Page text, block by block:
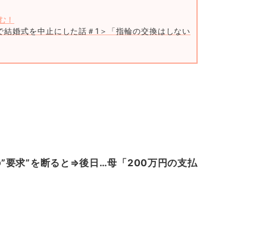
！
結婚式を中止にした話＃1＞「指輪の交換はしないみたいよ？」いとこ
”要求”を断ると⇒後日…母「200万円の支払